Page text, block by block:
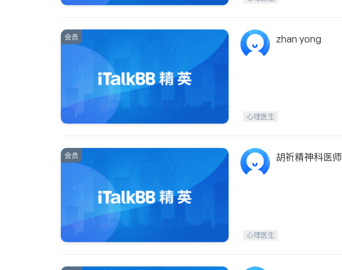
会员 zhan yong
心理医生
会员 胡祈精神科医师
心理医生